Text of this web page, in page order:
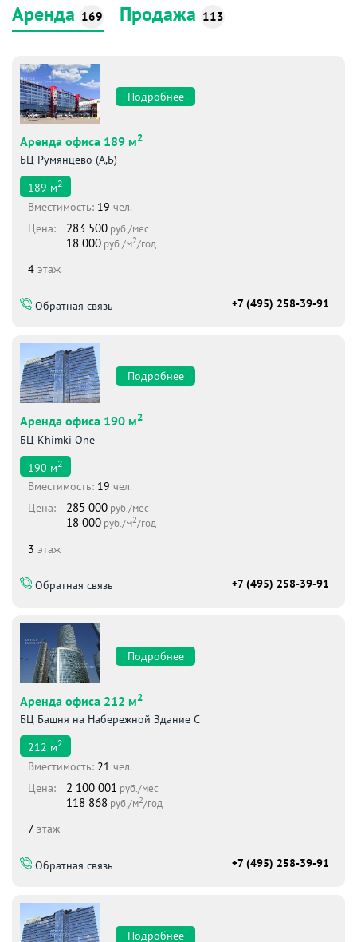
Аренда 169 Продажа 113
Подробнее
Аренда офиса 189 м2
БЦ Румянцево (А,Б)
189 м2
Вместимоcть: 19 чел.
Цена:
283 500 руб./мес
18 000 руб./м2/год
4 этаж
Обратная связь +7 (495) 258-39-91
Подробнее
Аренда офиса 190 м2
БЦ Khimki One
190 м2
Вместимоcть: 19 чел.
Цена:
285 000 руб./мес
18 000 руб./м2/год
3 этаж
Обратная связь +7 (495) 258-39-91
Подробнее
Аренда офиса 212 м2
БЦ Башня на Набережной Здание С
212 м2
Вместимоcть: 21 чел.
Цена:
2 100 001 руб./мес
118 868 руб./м2/год
7 этаж
Обратная связь +7 (495) 258-39-91
Подробнее